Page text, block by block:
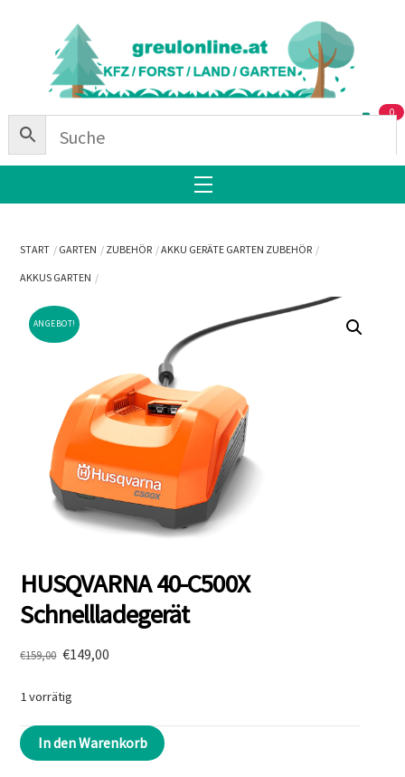
0
Menu
START GARTEN ZUBEHÖR AKKU GERÄTE GARTEN ZUBEHÖR
AKKUS GARTEN
ANGEBOT!
HUSQVARNA 40-C500X
Schnellladegerät
€159,00 Ursprünglicher
war:
€149,00
1 vorrätig
HUSQVARNA
40-
In den Warenkorb
To
Top